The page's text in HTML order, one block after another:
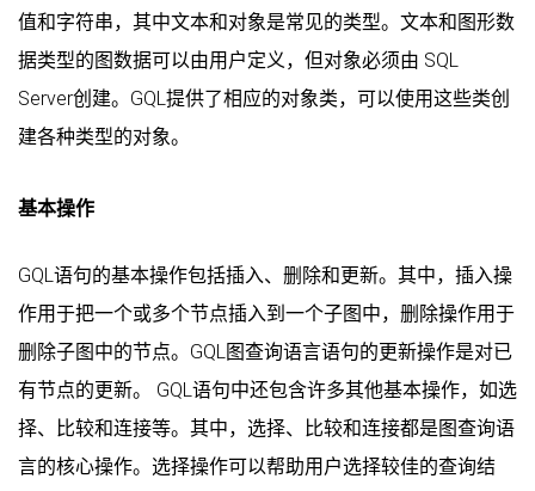
值和字符串，其中文本和对象是常见的类型。文本和图形数
据类型的图数据可以由用户定义，但对象必须由 SQL
Server创建。GQL提供了相应的对象类，可以使用这些类创
建各种类型的对象。
基本操作
GQL语句的基本操作包括插入、删除和更新。其中，插入操
作用于把一个或多个节点插入到一个子图中，删除操作用于
删除子图中的节点。GQL图查询语言语句的更新操作是对已
有节点的更新。 GQL语句中还包含许多其他基本操作，如选
择、比较和连接等。其中，选择、比较和连接都是图查询语
言的核心操作。选择操作可以帮助用户选择较佳的查询结